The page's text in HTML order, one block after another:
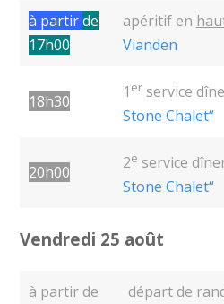
à partirde
17h00
apéritif en
Vianden
18h30 1 erservice
Stone Chalet“
20h00 2e service
Stone Chalet“
Vendredi 25 août
à partir de
départ de